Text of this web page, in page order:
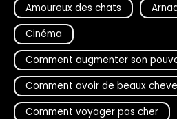
Amoureux des chats
Cinéma
Comment augmenter son
Comment avoir de beaux
Comment voyager pas cher